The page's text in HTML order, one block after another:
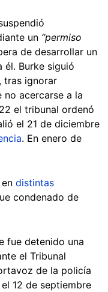
un “permiso
de desarrollar un
Burke siguió
tras ignorar
acercarse a la
el tribunal ordenó
el 21 de diciembre
. En enero de
distintas
condenado de
fue detenido una
el Tribunal
de la policía
12 de septiembre